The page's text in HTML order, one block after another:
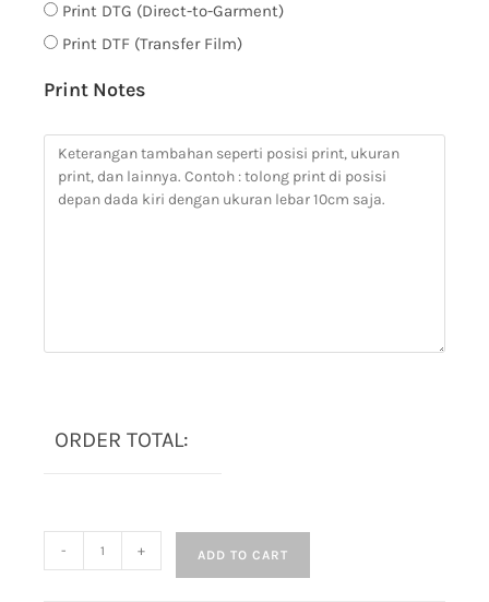
Print DTG (Direct-to-Garment)
Print DTF (Transfer Film)
Print Notes
ORDER TOTAL:
- + ADD TO CART